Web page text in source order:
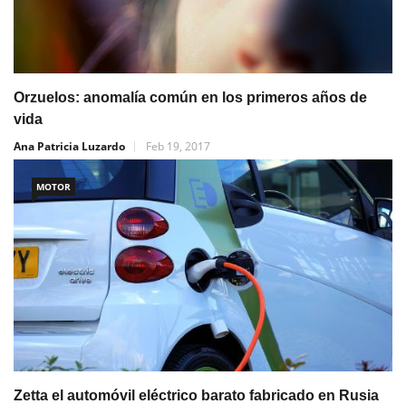
Orzuelos: anomalía común en los primeros años de
vida
Ana Patricia Luzardo
Feb 19, 2017
MOTOR
Zetta el automóvil eléctrico barato fabricado en Rusia